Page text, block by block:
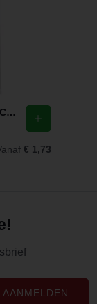
Theefilter Clip RVS met ketting Tea Click Finum
€ 1,73
AANMELDEN